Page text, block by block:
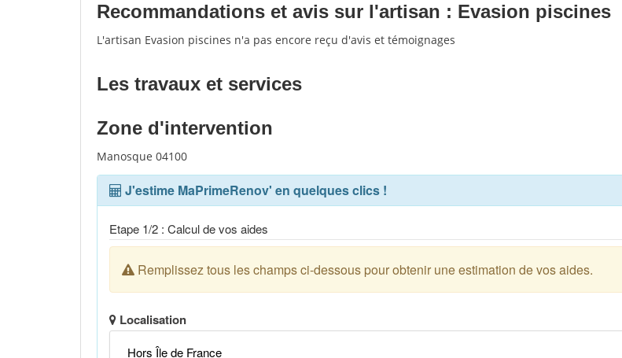
Recommandations et avis sur l'artisan : Evasion piscines
L'artisan Evasion piscines n'a pas encore reçu d'avis et témoignages
Les travaux et services
Zone d'intervention
Manosque 04100